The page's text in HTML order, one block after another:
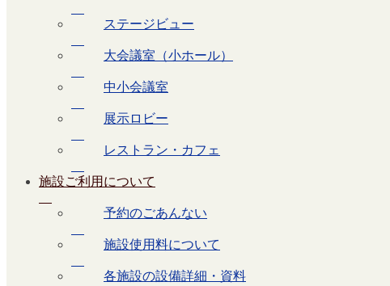
ステージビュー
大会議室（小ホール）
中小会議室
展示ロビー
レストラン・カフェ
施設ご利用について
予約のごあんない
施設使用料について
各施設の設備詳細・資料
ディズニー・オン・クラシック ～夢とまほうの贈りもの2025
ディズニー・オン・クラシック
～夢とまほうの贈りもの2025
開場16：00 開演17：00
全席指定S席8,900円 A席7,600円
SS席12,000円 学生席2,000円
※未就学のお子様のご入場はご遠慮いただいております。
続きを読む
カテゴリー:大ホール